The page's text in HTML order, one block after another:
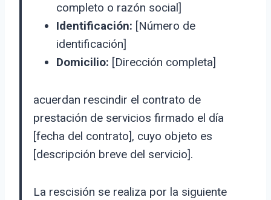
completo o razón social]
Identificación: [Número de
identificación]
Domicilio: [Dirección completa]
acuerdan rescindir el contrato de
prestación de servicios firmado el día
[fecha del contrato], cuyo objeto es
[descripción breve del servicio].
La rescisión se realiza por la siguiente